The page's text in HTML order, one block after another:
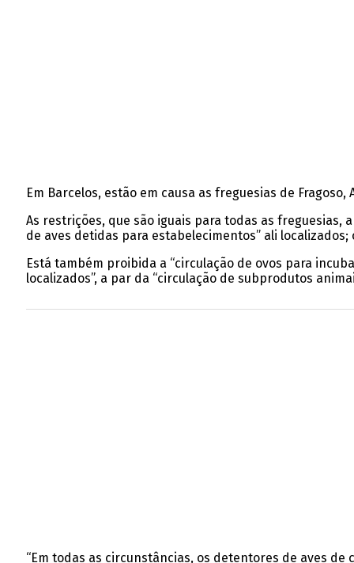
Em Barcelos, estão em causa as freguesias de Fragoso,
As restrições, que são iguais para todas as freguesias,
de aves detidas para estabelecimentos” ali
Está também proibida a “circulação de ovos para
localizados”, a par da “circulação de subprodutos
“Em todas as circunstâncias, os detentores de aves